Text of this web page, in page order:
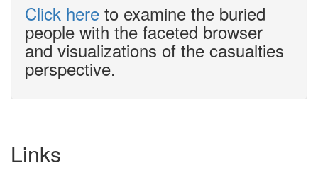
Click here to examine the buried
people with the faceted browser
and visualizations of the casualties
perspective.
Links